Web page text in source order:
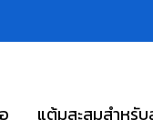
แต้มสะสมสำหรั